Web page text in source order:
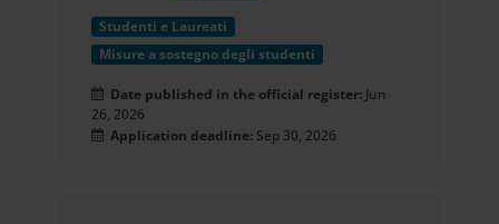
Studenti e Laureati
Misure a sostegno degli studenti
Date published in the official register: Jun
26, 2026
Application deadline: Sep 30, 2026